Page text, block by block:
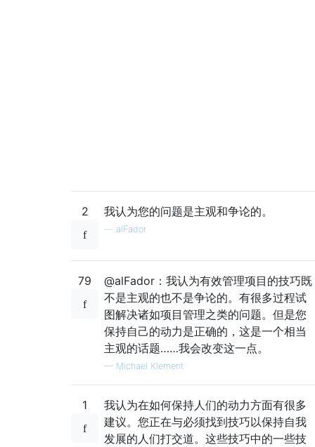
2 我认为您的问题是主观和争论的。
alFador
79
@alFador：我认为有效管理项目的技巧既
不是主观的也不是争论的。有很多过程试
图解决诸如项目管理之类的问题。但是您
保持自己的动力是正确的，这是一个相当
主观的话题……我会改变这一点。
— Michael Klement
1
我认为在如何保持人们的动力方面有很多
建议。您正在与必须找到技巧以保持自我
发展的人们打交道。这些技巧中的一些技